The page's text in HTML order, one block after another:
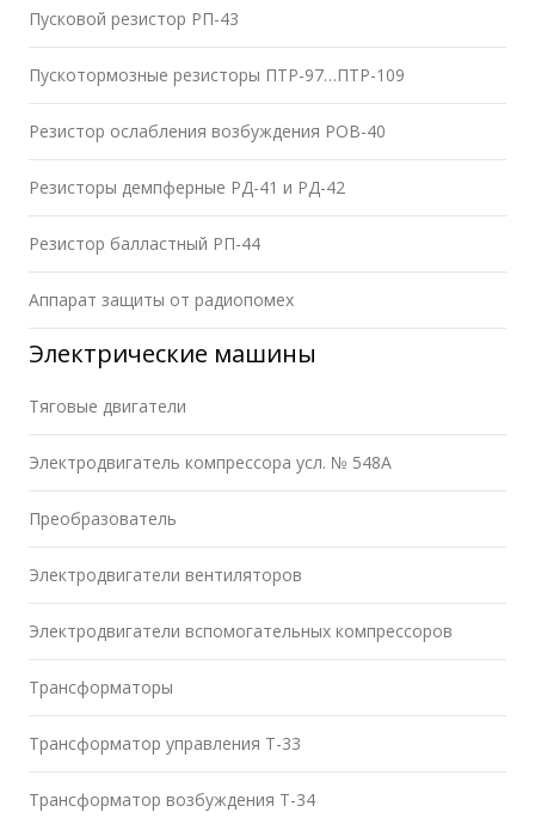
Пусковой резистор РП-43
Пускотормозные резисторы ПТР-97…ПТР-109
Резистор ослабления возбуждения РОВ-40
Резисторы демпферные РД-41 и РД-42
Резистор балластный РП-44
Аппарат защиты от радиопомех
Электрические машины
Тяговые двигатели
Электродвигатель компрессора усл. № 548А
Преобразователь
Электродвигатели вентиляторов
Электродвигатели вспомогательных компрессоров
Трансформаторы
Трансформатор управления Т-33
Трансформатор возбуждения Т-34